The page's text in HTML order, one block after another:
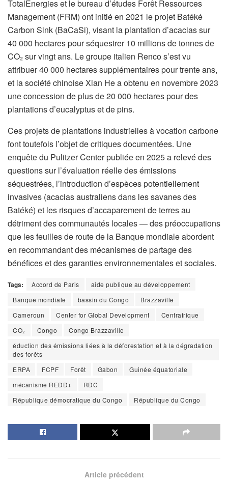
TotalEnergies et le bureau d’études Forêt Ressources
Management (FRM) ont initié en 2021 le projet Batéké
Carbon Sink (BaCaSi), visant la plantation d’acacias sur
40 000 hectares pour séquestrer 10 millions de tonnes de
CO₂ sur vingt ans. Le groupe italien Renco s’est vu
attribuer 40 000 hectares supplémentaires pour trente ans,
et la société chinoise Xian He a obtenu en novembre 2023
une concession de plus de 20 000 hectares pour des
plantations d’eucalyptus et de pins.
Ces projets de plantations industrielles à vocation carbone
font toutefois l’objet de critiques documentées. Une
enquête du Pulitzer Center publiée en 2025 a relevé des
questions sur l’évaluation réelle des émissions
séquestrées, l’introduction d’espèces potentiellement
invasives (acacias australiens dans les savanes des
Batéké) et les risques d’accaparement de terres au
détriment des communautés locales — des préoccupations
que les feuilles de route de la Banque mondiale abordent
en recommandant des mécanismes de partage des
bénéfices et des garanties environnementales et sociales.
Tags: Accord de Paris
aide publique au développement
Banque mondiale
bassin du Congo
Brazzaville
Cameroun
Center for Global Development
Centrafrique
CO₂
Congo
Congo Brazzaville
éduction des émissions liées à la déforestation et à la dégradation
des forêts
ERPA
FCPF Forêt Gabon
Guinée équatoriale
mécanisme REDD+
RDC
République démocratique du Congo
République du Congo
Article précédent